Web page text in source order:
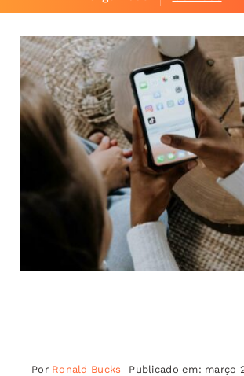
Por Ronald Bucks Publicado em: março